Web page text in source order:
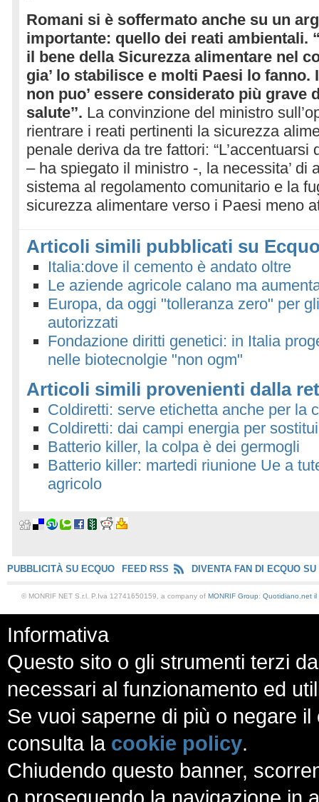
Romani si è soffermato anche su un
importante: quello dei reati ambientali.
il bene della Sicurezza alimentare nel
gia’ lo stabilisce e molti Paesi lo fanno.
non puo’ essere considerato più grave
salute’’. La convinzione del ministro
rientrare i reati pertinenti la sicurezza
penale deriva da tre fattori:
– ha spiegato il ministro -, la necessita’ di
sistema al regolamento comunitario e la
sicurezza alimentare verso i Paesi meno
Articoli simili pubblicati su
Italia:dove il cemento è andato oltre
Le aziende agricole calano ma
Europa, da oggi "tolleranza zero" per
autorizzati
Fondazione diritti genetici: in Italia
nelle biotecnolgie "non ogm"
Articoli simili provenienti dalla
Coldiretti: serve etichetta anche per la
Coldiretti: dai campi energia per
Batterio killer, la colpa è dei germogli
Batterio killer: martedi riunione Ue a
agricolo
PUBBLICITÀ SU ECQUO FEED RSS DIVENTA FAN DI ECQUO SU
© MONRIF NET S.r.l. P.Iva 12741650159, a company of MONRIF Group: Quotidiano.net il
Informativa
Questo sito o gli strumenti terzi
necessari al funzionamento ed
Se vuoi saperne di più o negare
consulta la cookie policy.
Chiudendo questo banner,